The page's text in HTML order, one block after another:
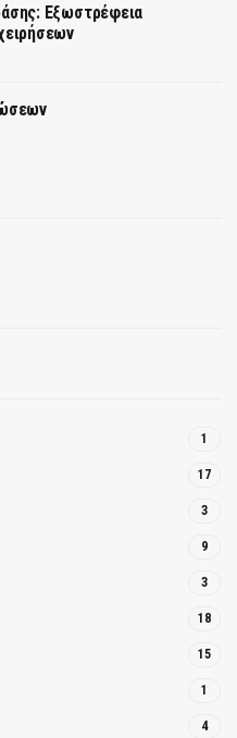
Εξωστρέφεια
1
17
3
9
3
18
15
1
4